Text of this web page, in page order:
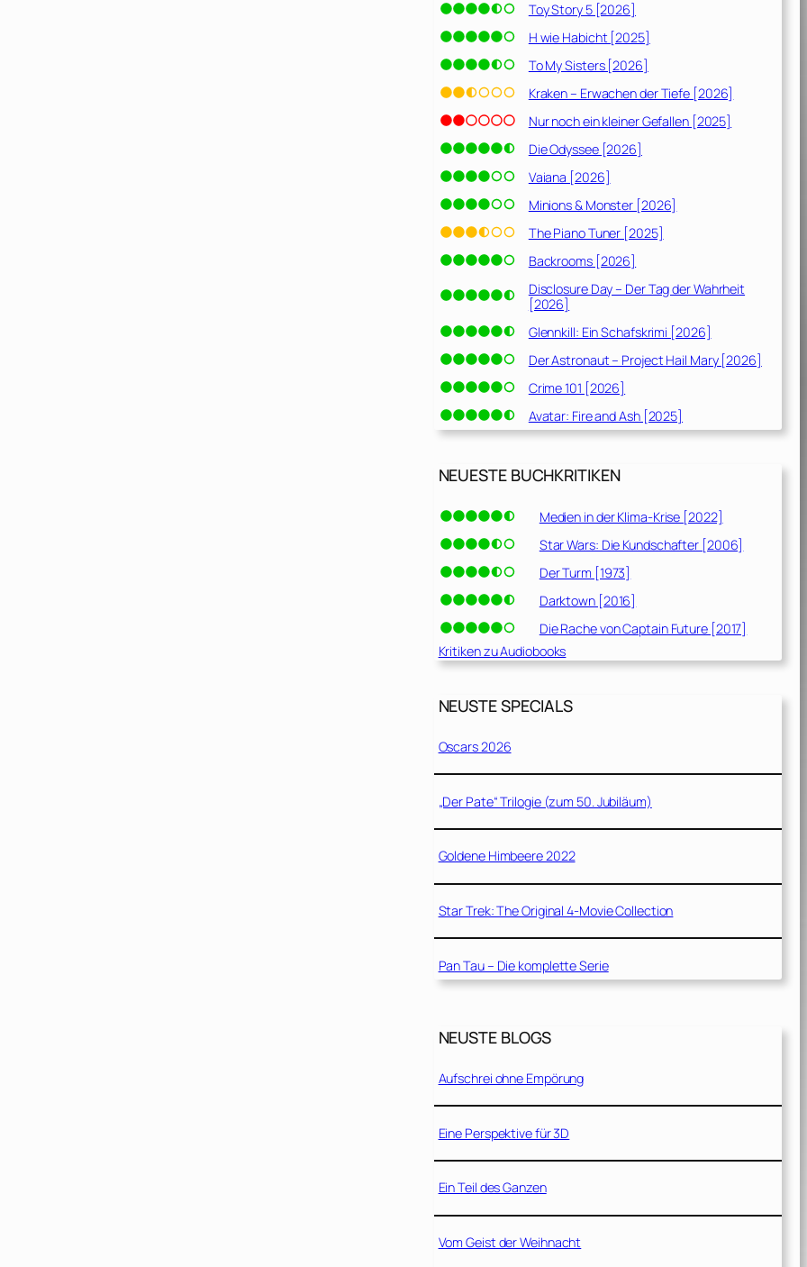
Toy Story 5 [2026]
H wie Habicht [2025]
To My Sisters [2026]
Kraken – Erwachen der Tiefe [2026]
Nur noch ein kleiner Gefallen [2025]
Die Odyssee [2026]
Vaiana [2026]
Minions & Monster [2026]
The Piano Tuner [2025]
Backrooms [2026]
Disclosure Day – Der Tag der Wahrheit
[2026]
Glennkill: Ein Schafskrimi [2026]
Der Astronaut – Project Hail Mary [2026]
Crime 101 [2026]
Avatar: Fire and Ash [2025]
NEUESTE BUCHKRITIKEN
Medien in der Klima-Krise [2022]
Star Wars: Die Kundschafter [2006]
Der Turm [1973]
Darktown [2016]
Die Rache von Captain Future [2017]
Kritiken zu Audiobooks
NEUSTE SPECIALS
Oscars 2026
„Der Pate“ Trilogie (zum 50. Jubiläum)
Goldene Himbeere 2022
Star Trek: The Original 4-Movie Collection
Pan Tau – Die komplette Serie
NEUSTE BLOGS
Aufschrei ohne Empörung
Eine Perspektive für 3D
Ein Teil des Ganzen
Vom Geist der Weihnacht